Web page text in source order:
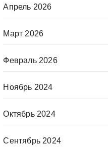
Апрель 2026
Март 2026
Февраль 2026
Ноябрь 2024
Октябрь 2024
Сентябрь 2024